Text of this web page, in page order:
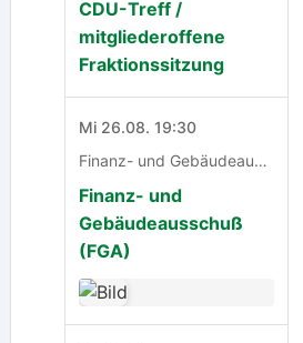
CDU-Treff /
mitgliederoffene
Fraktionssitzung
Mi 26.08. 19:30
Finanz- und Gebäudeausschuß
Finanz- und
Gebäudeausschuß
(FGA)